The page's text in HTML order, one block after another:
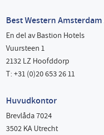
Best Western
En del av Bastion Hotels
Vuursteen 1
2132 LZ Hoofddorp
T: +31 (0)20 653 26 11
Huvudkontor
Brevlåda 7024
3502 KA Utrecht